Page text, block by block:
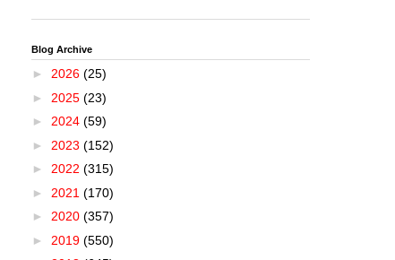
Blog Archive
► 2026 (25)
► 2025 (23)
► 2024 (59)
► 2023 (152)
► 2022 (315)
► 2021 (170)
► 2020 (357)
► 2019 (550)